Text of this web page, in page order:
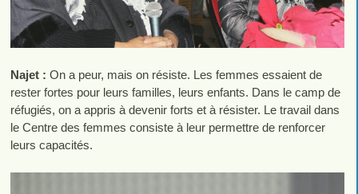
Najet : On a peur, mais on résiste. Les femmes essaient de
rester fortes pour leurs familles, leurs enfants. Dans le camp de
réfugiés, on a appris à devenir forts et à résister. Le travail dans
le Centre des femmes consiste à leur permettre de renforcer
leurs capacités.